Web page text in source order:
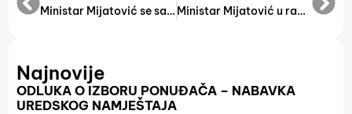
Ministar Mijatović se sastao s ambasadorom Norveške Ministar Mijatović u radnom posjetu Gradačcu, Gračanici i Čeliću.
Najnovije
ODLUKA O IZBORU PONUĐAČA – NABAVKA
UREDSKOG NAMJEŠTAJA